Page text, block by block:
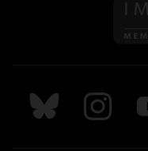
Suivez nous sur
Suivez